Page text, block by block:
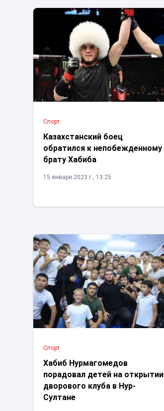
Спорт
Казахстанский боец
обратился к непобежденному
брату Хабиба
15 января 2023 г., 13:25
Спорт
Хабиб Нурмагомедов
порадовал детей на открытии
дворового клуба в Нур-
Султане